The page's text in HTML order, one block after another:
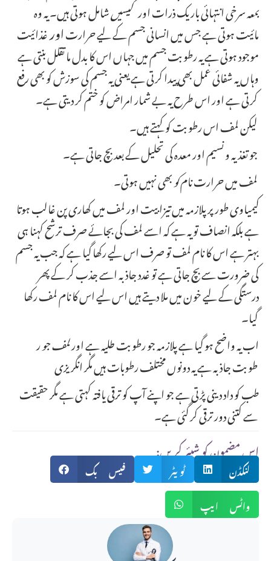
بمعہسرخی انتہائی باریک ذرات اورگیسیںشامل ہوتی ہیں۔ یہ وہ
مائیت ہوتی ہے جس میں انسانی جسم کے لیے حرارتاورغذائیت
موجود ہوتی ہے یہ رطوبت جسم میں جہاں اس کا بدل ما تقلل بنتی ہے
وہاں یہ شفائی عمل بھی پیدا کرتی ہے یعنی یہ جسم کی سوزش کو بھی رفع
کرتی ہے اور اس طرح یہ بے شمار امراض کو ختم کر دیتی ہے۔
لمف میں حرارت نامکو
کیمیاوی طور پر پلازمہ میں تیزابیت اور لمف میں کھاری پن غالب ہوتا
ہے بلکہ انصاف تو یہ ہے کہ اسے لمف کی بجائے صرف ترشح کہنا ہی
بہتر ہے اس کا نام لمف تو صرف اس لیے رکھا گیا ہے کہ جب یہ جسم
کی ضرورت سے بچ جاتی ہے تو غدد جاذبہ اسے جذب کر کے پھر
درستگی کے لیے خون میں ملا دیتے ہیں اس لیے اس کا نام لمف رکھا
گیا۔
اب یہ واضح ہو گیا ہے پلازمہ جو رطوبت طلیہ ہے اورلمف جور
طب کو داد دینی پڑتی ہے جو اپنے آپ کو ترقی یافتہ کہتی ہے مگر حقیقت
:اس مضمون کو شیئر کریں
فیس بک ٹویٹر
لنکڈن
واٹس ایپ